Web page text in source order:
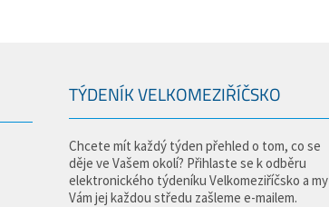
TÝDENÍK VELKOMEZIŘÍČSKO
Chcete mít každý týden přehled o tom, co se
děje ve Vašem okolí? Přihlaste se k odběru
elektronického týdeníku Velkomeziříčsko a my
Vám jej každou středu zašleme e-mailem.